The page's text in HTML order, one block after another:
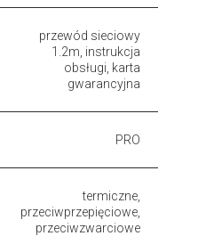
przewód sieciowy
1.2m, instrukcja
obsługi, karta
gwarancyjna
PRO
termiczne,
przeciwprzepięciowe,
przeciwzwarciowe